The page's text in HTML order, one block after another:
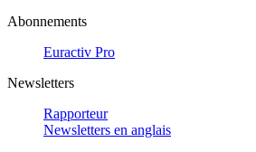
Abonnements
Euractiv Pro
Newsletters
Rapporteur
Newsletters en anglais